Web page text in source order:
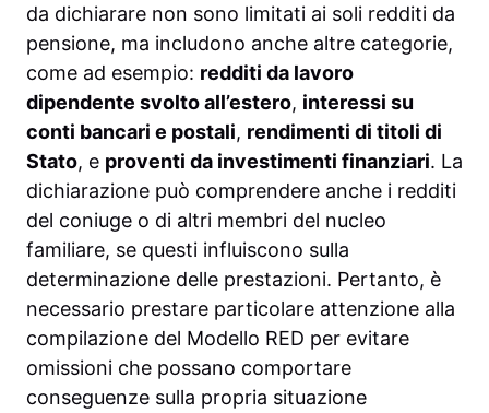
da dichiarare non sono limitati ai soli redditi da
pensione, ma includono anche altre categorie,
come ad esempio: redditi da lavoro
dipendente svolto all’estero, interessi su
conti bancari e postali, rendimenti di titoli di
Stato, e proventi da investimenti finanziari. La
dichiarazione può comprendere anche i redditi
del coniuge o di altri membri del nucleo
familiare, se questi influiscono sulla
determinazione delle prestazioni. Pertanto, è
necessario prestare particolare attenzione alla
compilazione del Modello RED per evitare
omissioni che possano comportare
conseguenze sulla propria situazione